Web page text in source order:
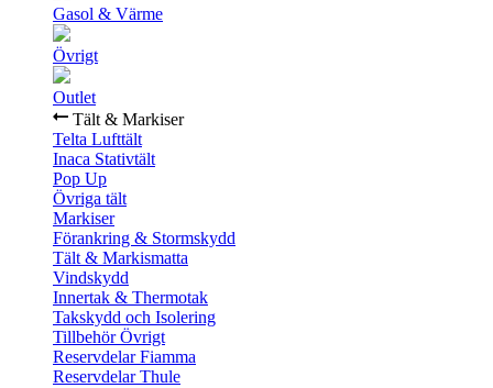
Gasol & Värme
Övrigt
Outlet
Tält & Markiser
Telta Lufttält
Inaca Stativtält
Pop Up
Övriga tält
Markiser
Förankring & Stormskydd
Tält & Markismatta
Vindskydd
Innertak & Thermotak
Takskydd och Isolering
Tillbehör Övrigt
Reservdelar Fiamma
Reservdelar Thule